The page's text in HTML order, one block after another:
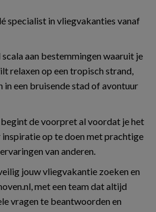
specialist in vliegvakanties vanaf
aan bestemmingen waaruit je
relaxen op een tropisch strand,
een bruisende stad of avontuur
de voorpret al voordat je het
op te doen met prachtige
van anderen.
jouw vliegvakantie zoeken en
met een team dat altijd
vragen te beantwoorden en